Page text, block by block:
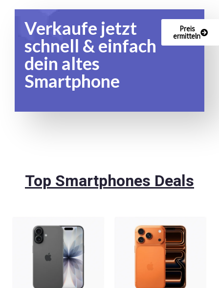
Verkaufe jetzt
schnell & einfach
dein altes
Smartphone
Preis
ermitteln
Top Smartphones Deals